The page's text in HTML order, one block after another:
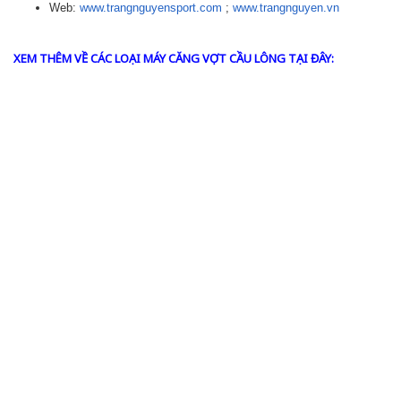
Web: www.trangnguyensport.com ; www.trangnguyen.vn
XEM THÊM VỀ CÁC LOẠI MÁY CĂNG VỢT CẦU LÔNG TẠI ĐÂY: